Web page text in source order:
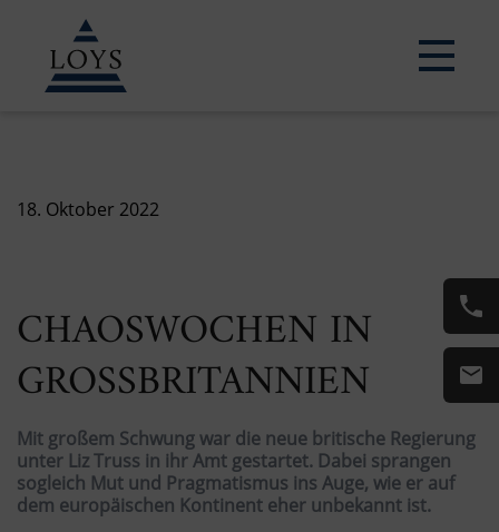
18. Oktober 2022
CHAOSWOCHEN IN
GROSSBRITANNIEN
Mit großem Schwung war die neue britische Regierung
unter Liz Truss in ihr Amt gestartet. Dabei sprangen
sogleich Mut und Pragmatismus ins Auge, wie er auf
dem europäischen Kontinent eher unbekannt ist.